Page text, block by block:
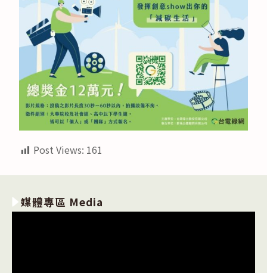
Post Views: 161
媒體專區 Media